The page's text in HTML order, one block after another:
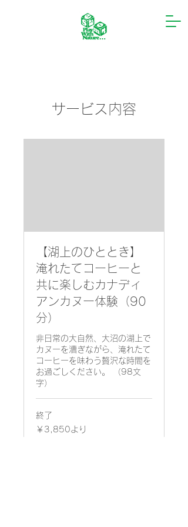
サービス内容
【湖上のひととき】
淹れたてコーヒーと
共に楽しむカナディ
アンカヌー体験（90
分）
非日常の大自然、大沼の湖上で
カヌーを漕ぎながら、淹れたて
コーヒーを味わう贅沢な時間を
お過ごしください。 （98文
字）
終了
3,850
円
￥3,850より